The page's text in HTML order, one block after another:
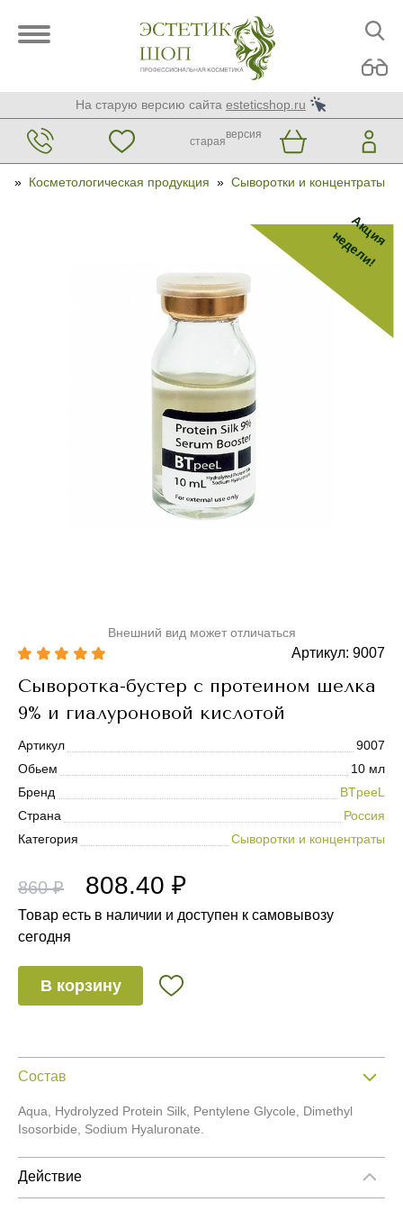
На старую версию сайта esteticshop.ru
старая
версия
» Косметологическая продукция » Сыворотки и концентраты
Акция
недели!
Внешний вид может отличаться
Артикул: 9007
Сыворотка-бустер с протеином шелка
9% и гиалуроновой кислотой
Артикул
9007
Обьем
10 мл
Бренд
BTpeeL
Страна
Россия
Категория
Сыворотки и концентраты
860 ₽ 808.40 ₽
Товар есть в наличии и доступен к самовывозу
сегодня
В корзину
Состав
Aqua, Hydrolyzed Protein Silk, Pentylene Glycole, Dimethyl
Isosorbide, Sodium Hyaluronate.
Действие
Ежедневные агрессивные воздействия внешних факторов